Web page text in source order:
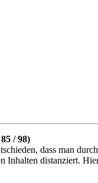
/ 98)
dass man
Inhalten distanziert.